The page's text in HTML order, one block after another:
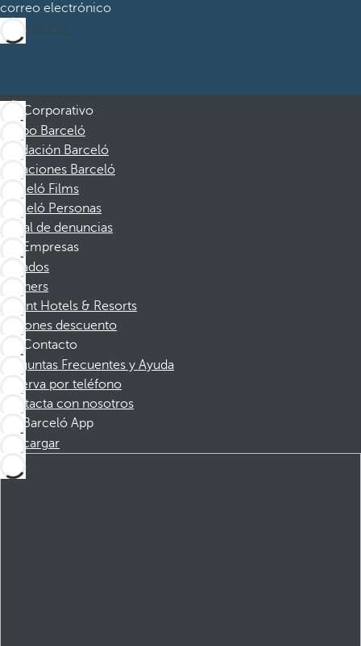
correo electrónico
Suscribirme
Corporativo
Grupo Barceló
Fundación Barceló
Vacaciones Barceló
Barceló Films
Barceló Personas
Canal de denuncias
Empresas
Afiliados
Partners
Dorint Hotels & Resorts
Cupones descuento
Contacto
Preguntas Frecuentes y Ayuda
Reserva por teléfono
Contacta con nosotros
Barceló App
Descargar